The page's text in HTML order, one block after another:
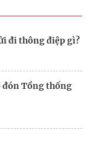
đi thông điệp gì?
đón Tổng thống